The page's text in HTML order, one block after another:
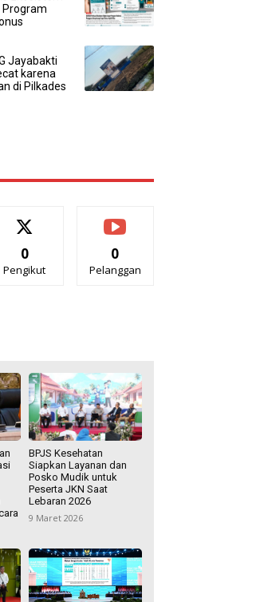
Program
Jayabakti
karena
di Pilkades
0
Pengikut
0
Pelanggan
BPJS Kesehatan
Siapkan Layanan dan
Posko Mudik untuk
Peserta JKN Saat
Lebaran 2026
9 Maret 2026